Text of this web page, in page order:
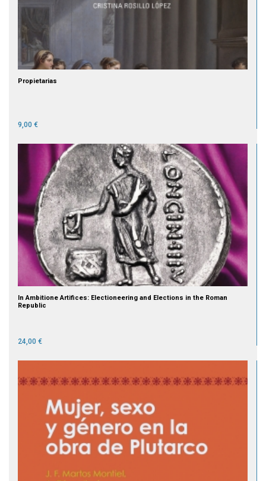
Propietarias
9,00 €
In Ambitione Artifices: Electioneering and Elections in the Roman
Republic
24,00 €